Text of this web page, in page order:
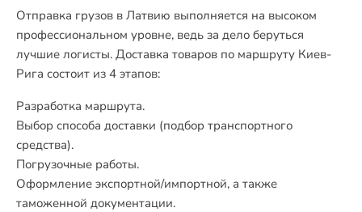
Отправка грузов в Латвию выполняется на высоком
профессиональном уровне, ведь за дело беруться
лучшие логисты. Доставка товаров по маршруту Киев-
Рига состоит из 4 этапов:
Разработка маршрута.
Выбор способа доставки (подбор транспортного
средства).
Погрузочные работы.
Оформление экспортной/импортной, а также
таможенной документации.